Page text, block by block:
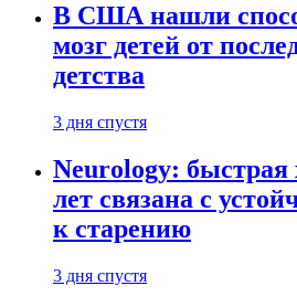
В США нашли
мозг детей от
детства
3 дня спустя
Neurology: быстрая
лет связана с
к старению
3 дня спустя